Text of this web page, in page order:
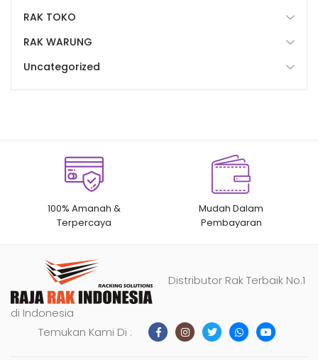
RAK TOKO
RAK WARUNG
Uncategorized
100% Amanah &
Terpercaya
Mudah Dalam
Pembayaran
Distributor Rak Terbaik No.1
di Indonesia
Temukan Kami Di :